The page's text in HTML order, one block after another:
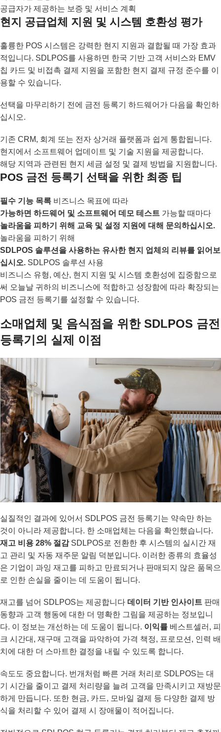
공급자가 제공하는 보증 및 서비스 계획
현지 공급업체 지원 및 시스템 호환성 평가
훌륭한 POS 시스템은 강력한 현지 지원과 결합될 때 가장 효과
적입니다. SDLPOS를 사용하면 한국 기반 고객 서비스와 EMV
칩 카드 및 비접촉 결제 지원을 포함한 현지 결제 규정 준수를 이
용할 수 있습니다.
선택을 마무리하기 전에 금전 등록기 하드웨어가 다음을 확인하
십시오.
기존 CRM, 회계 또는 전자 상거래 플랫폼과 쉽게 통합됩니다.
현지에서 소프트웨어 업데이트 및 기술 지원을 제공합니다.
해당 지역과 관련된 현지 세금 설정 및 결제 방법을 지원합니다.
POS 금전 등록기 선택을 위한 최종 팁
필수 기능 목록 비즈니스 목표에 따라
가능하면 하드웨어 및 소프트웨어 데모 테스트 가능할 때마다
놀라움을 피하기 위해 교육 및 설정 지원에 대해 문의하십시오.
놀라움을 피하기 위해
SDLPOS 솔루션을 사용하는 유사한 현지 업체의 리뷰를 읽어보
십시오. SDLPOS 솔루션 사용
비즈니스 유형, 예산, 현지 지원 및 시스템 호환성에 집중함으로
써 오늘날 귀하의 비즈니스에 적합하고 성장함에 따라 확장되는
POS 금전 등록기를 설정할 수 있습니다.
소매업체 및 음식점을 위한 SDLPOS 금전
등록기의 실제 이점
실질적인 결과에 있어서 SDLPOS 금전 등록기는 약속만 하는
것이 아니라 제공합니다. 한 소매업체는 다음을 확인했습니다.
재고 비용 28% 절감SDLPOS로 전환한 후 시스템의 실시간 재
고 관리 및 자동 재주문 알림 덕분입니다. 이러한 종류의 효율성
은 기업이 과잉 재고를 피하고 만료되거나 판매되지 않은 품목으
로 인한 손실을 줄이는 데 도움이 됩니다.
재고를 넘어 SDLPOS는 제공합니다 데이터 기반 인사이트 판매
동향과 고객 행동에 대한 더 명확한 그림을 제공하는 정보입니
다. 이 정보는 개선하는 데 도움이 됩니다. 이익률 베스트셀러, 피
크 시간대, 재구매 고객을 파악하여 가격 책정, 프로모션, 인력 배
치에 대한 더 스마트한 결정을 내릴 수 있도록 합니다.
속도도 중요합니다. 번개처럼 빠른 거래 처리로 SDLPOS는 대
기 시간을 줄이고 결제 처리량을 늘려 고객을 만족시키고 재방문
하게 만듭니다. 또한 현금, 카드, 모바일 결제 등 다양한 결제 방
식을 처리할 수 있어 결제 시 장애물이 적어집니다.